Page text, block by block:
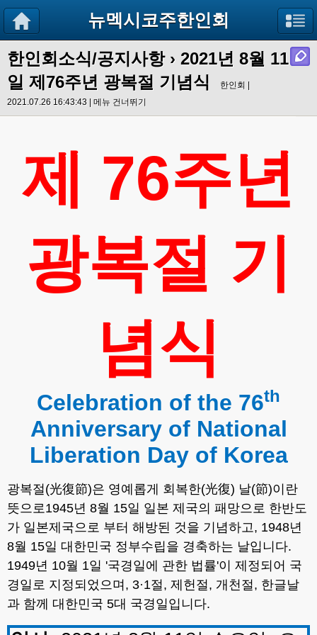
뉴멕시코주한인회
한인회소식/공지사항› 2021년 8월 11
일 제76주년 광복절 기념식
한인회 |
2021.07.26 16:43:43 | 메뉴 건너뛰기
제 76주년
광복절 기
념식
Celebration of the 76th
Anniversary of National
Liberation Day of Korea
광복절 (光復節)은 영예롭게 회복한(光復) 날(節)이란
뜻으로1945년 8월 15일 일본 제국의 패망으로 한반도
가 일본제국으로 부터 해방된 것을 기념하고, 1948년
8월 15일 대한민국 정부수립을 경축하는 날입니다.
1949년 10월 1일 '국경일에 관한 법률'이 제정되어 국
경일로 지정되었으며 , 3·1절 , 제헌절 , 개천절 , 한글날
과 함께 대한민국 5대 국경일입니다.